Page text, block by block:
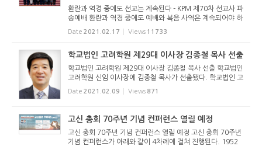
환란과 역경 중에도 선교는 계속된다 - KPM 제70차 선교사 파
송예배 환란과 역경 중에도 예배와 복음 사역은 계속되어야 하
고 계속된다. 선교 역시 마찬가지다. 온 세계가 바이러스로 인
해 팬데믹을 경험하고 있지만, 선교지는 복음을 필요로 하고,
Date 2021.02.17 Views 11733
학교법인 고려학원 제29대 이사장 김종철 목사 선출
학교법인 고려학원 제29대 이사장 김종철 목사 선출 학교법인
고려학원 신임 이사장에 김종철 목사가 선출됐다. 학교법인 고
려학원 이사회(이사장 옥수석 목사)는 2021년 2월 9일 학교
법인 회의실에서 제70회-2회 정기이사회를 열고, 제29대 이
Date 2021.02.09 Views 871
고신 총회 70주년 기념 컨퍼런스 열릴 예정
고신 총회 70주년 기념 컨퍼런스 열릴 예정 고신 총회 70주년
기념 컨퍼런스가 아래와 같이 4차례에 걸쳐 진행된다. 1952